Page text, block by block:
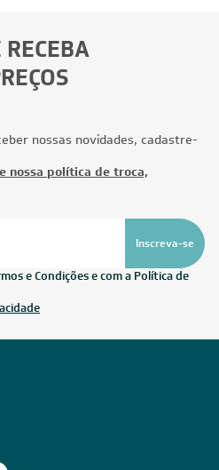
nossas novidades, cadastre-
nossa política de troca,
Inscreva-se
e Condições e com a Política de